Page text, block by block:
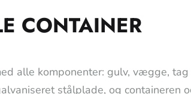
CONTAINER
alle komponenter: gulv, vægge,
stålplade, og containeren